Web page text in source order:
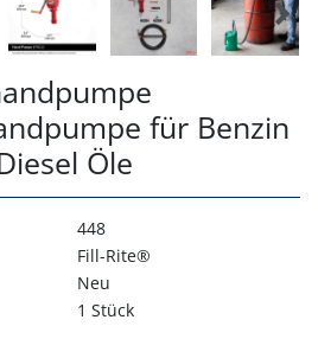
für Benzin
Öle
448
Fill-Rite®
Neu
1 Stück